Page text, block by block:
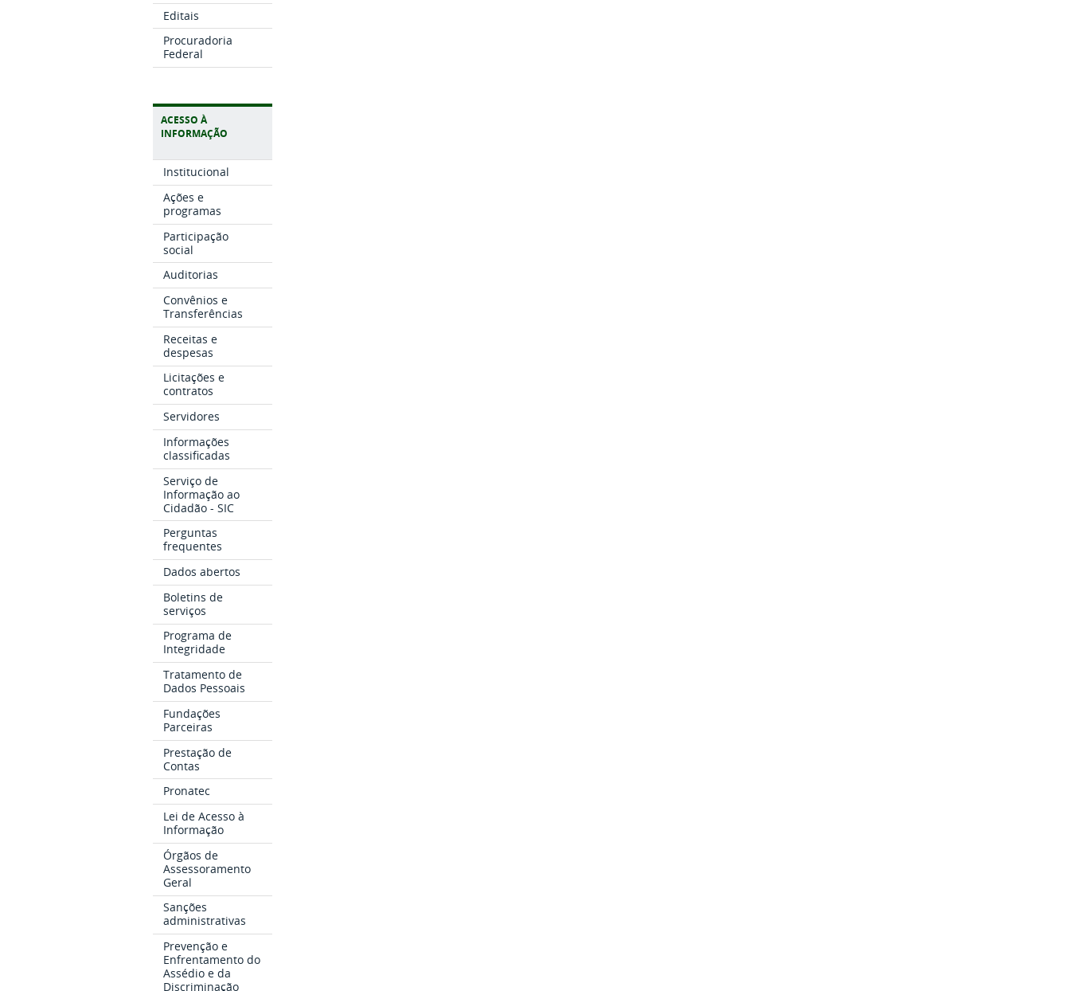
Editais
Procuradoria
Federal
ACESSO À
INFORMAÇÃO
Institucional
Ações e
programas
Participação
social
Auditorias
Convênios e
Transferências
Receitas e
despesas
Licitações e
contratos
Servidores
Informações
classificadas
Serviço de
Informação ao
Cidadão - SIC
Perguntas
frequentes
Dados abertos
Boletins de
serviços
Programa de
Integridade
Tratamento de
Dados Pessoais
Fundações
Parceiras
Prestação de
Contas
Pronatec
Lei de Acesso à
Informação
Órgãos de
Assessoramento
Geral
Sanções
administrativas
Prevenção e
Enfrentamento do
Assédio e da
Discriminação